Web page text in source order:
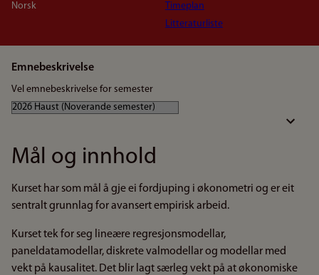
Norsk
Timeplan
Litteraturliste
Emnebeskrivelse
Vel emnebeskrivelse for semester
Mål og innhold
Kurset har som mål å gje ei fordjuping i økonometri og er eit
sentralt grunnlag for avansert empirisk arbeid.
Kurset tek for seg lineære regresjonsmodellar,
paneldatamodellar, diskrete valmodellar og modellar med
vekt på kausalitet. Det blir lagt særleg vekt på at økonomiske